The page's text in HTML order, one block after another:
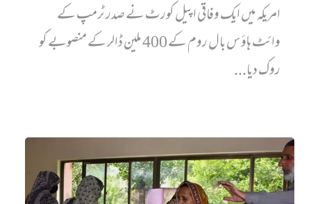
امریکہ میں ایک وفاقی اپیل کورٹ نے صدر ٹرمپ کے
وائٹ ہاؤس بال روم کے 400 ملین ڈالر کے منصوبے کو
روک دیا...